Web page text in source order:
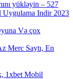
yükləyin – 527
Indir 2023
Və çox
Merc Saytı, En
1xbet Mobil